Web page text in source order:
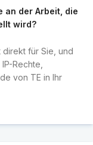
an der Arbeit, die
wird?
direkt für Sie, und
Rechte,
von TE in Ihr